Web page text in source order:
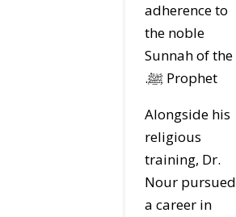
adherence to
the noble
Sunnah of the
Prophet ﷺ.
Alongside his
religious
training, Dr.
Nour pursued
a career in